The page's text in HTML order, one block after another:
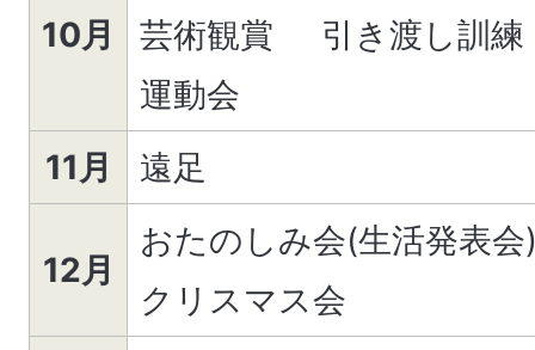
10月
芸術観賞 引き渡し訓練
運動会
11月
遠足
12月
おたのしみ会(生活発表会
クリスマス会